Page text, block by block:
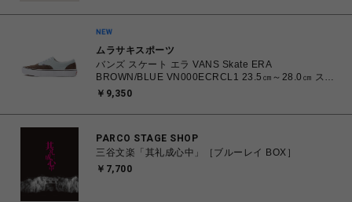
く】
ムラサキスポーツ
バンズ スケート エラ VANS Skate ERA
BROWN/BLUE VN000ECRCL1 23.5㎝～28.0㎝ スニ
ーカー メンズ レディース シューズ 0198266445786
￥9,350
PARCO STAGE SHOP
三谷文楽「其礼成心中」［ブルーレイ BOX］
￥7,700